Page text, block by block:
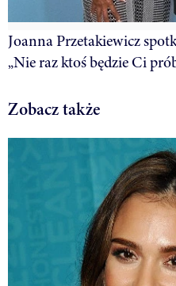
Joanna Przetakiewicz
„Nie raz ktoś będzie Ci
Zobacz także